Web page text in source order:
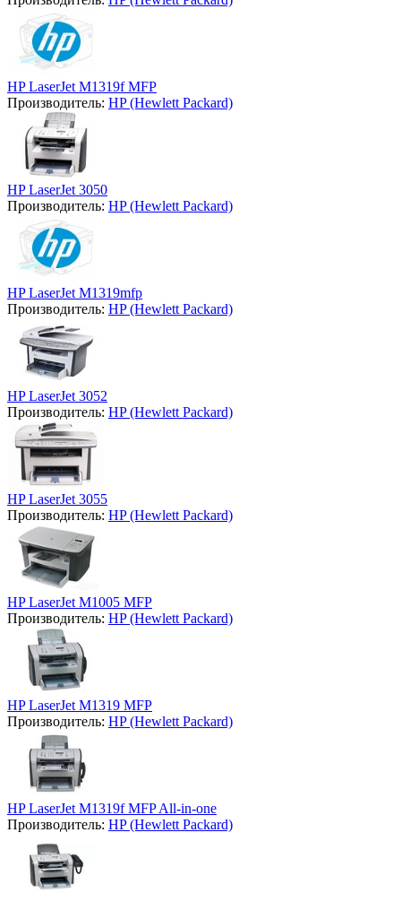
HP LaserJet M1319f MFP
Производитель: HP (Hewlett Packard)
HP LaserJet 3050
Производитель: HP (Hewlett Packard)
HP LaserJet M1319mfp
Производитель: HP (Hewlett Packard)
HP LaserJet 3052
Производитель: HP (Hewlett Packard)
HP LaserJet 3055
Производитель: HP (Hewlett Packard)
HP LaserJet M1005 MFP
Производитель: HP (Hewlett Packard)
HP LaserJet M1319 MFP
Производитель: HP (Hewlett Packard)
HP LaserJet M1319f MFP All-in-one
Производитель: HP (Hewlett Packard)